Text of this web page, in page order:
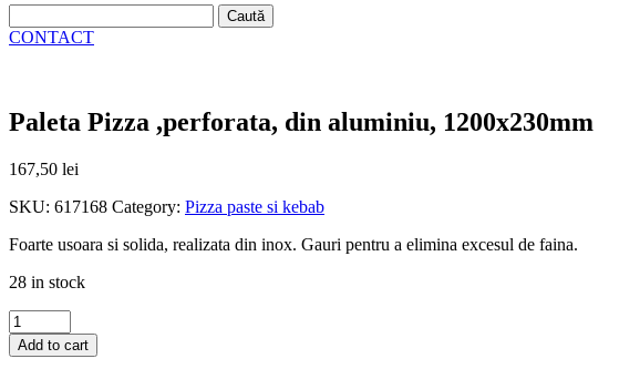
după:
CONTACT
Paleta Pizza ,perforata, din aluminiu, 1200x230mm
167,50 lei
SKU: 617168 Category: Pizza paste si kebab
Foarte usoara si solida, realizata din inox. Gauri pentru a elimina excesul de faina.
28 in stock
Paleta
Pizza
,perforata,
Add to cart